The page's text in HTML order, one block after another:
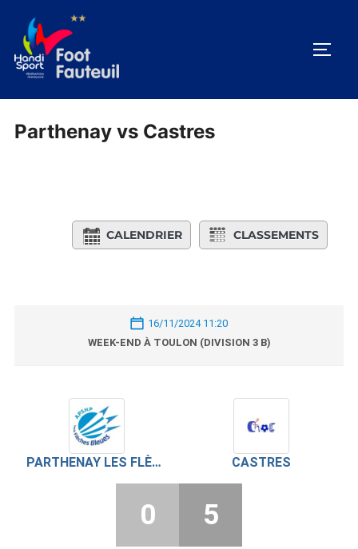
contenu
Parthenay vs Castres
CALENDRIER CLASSEMENTS
16/11/2024 11:20
WEEK-END À TOULON (DIVISION 3 B)
PARTHENAY LES FLÈCHES BLEUES CASTRES
0 5